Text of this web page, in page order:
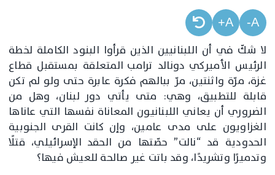
A-
A+
لا شكّ في أن اللبنانيين الذين قرأوا البنود الكاملة لخطة
الرئيس الأميركي دونالد ترامب المتعلقة بمستقبل قطاع
غزة، مرّة واثنتين، مرّ ببالهم فكرة عابرة حتى ولو لم تكن
قابلة للتطبيق، وهي: متى يأتي دور لبنان، وهل من
الضروري أن يعاني اللبنانيون المعاناة نفسها التي عاناها
الغزاويون على مدى عامين، وإن كانت القرى الجنوبية
الحدودية قد “نالت” حصّتها من الحقد الإسرائيلي، قتلًا
وتدميرًا وتشريدًا، وقد باتت غير صالحة للعيش فيها؟